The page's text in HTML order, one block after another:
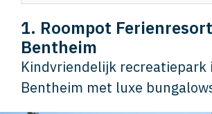
1. Roompot
Bentheim
Kindvriendelijk recreatiepark
Bentheim met luxe